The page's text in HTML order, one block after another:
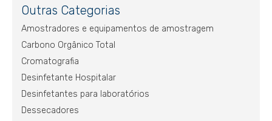
Outras Categorias
Amostradores e equipamentos de amostragem
Carbono Orgânico Total
Cromatografia
Desinfetante Hospitalar
Desinfetantes para laboratórios
Dessecadores